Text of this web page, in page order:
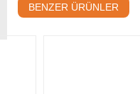
BENZER ÜRÜNLER